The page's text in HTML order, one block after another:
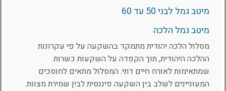
מיטב גמל לבני 50 עד 60
מיטב גמל הלכה
מסלול הלכה יהודית מתמקד בהשקעה על פי עקרונות
ההלכה היהודית, תוך הקפדה על השקעות כשרות
שמתאימות לאורח חיים דתי. המסלול מתאים לחוסכים
המעוניינים לשלב בין השקעה פיננסית לבין שמירת מצוות.